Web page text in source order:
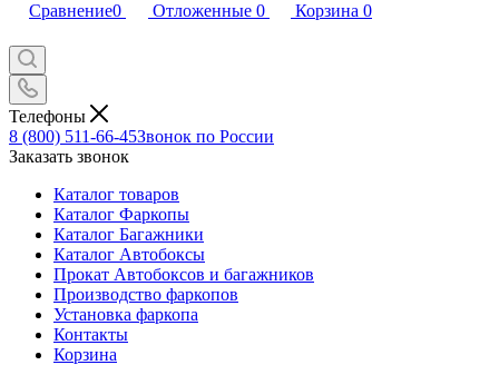
Сравнение0 Отложенные 0 Корзина 0
Телефоны
8 (800) 511-66-45Звонок по России
Заказать звонок
Каталог товаров
Каталог Фаркопы
Каталог Багажники
Каталог Автобоксы
Прокат Автобоксов и багажников
Производство фаркопов
Установка фаркопа
Контакты
Корзина